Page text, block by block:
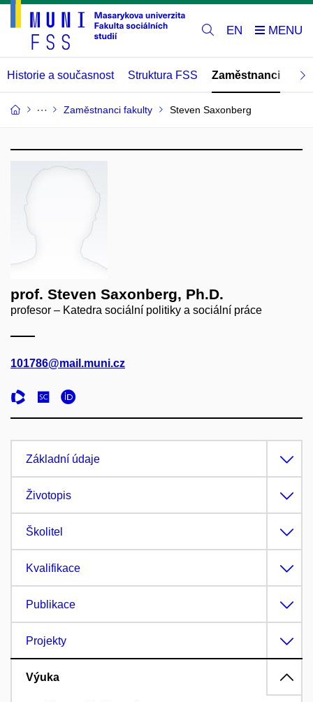
EN
Historie a současnost Struktura FSS Zaměstnanci
Zaměstnanci fakulty Steven Saxonberg
prof. Steven Saxonberg, Ph.D.
profesor – Katedra sociální politiky a sociální práce
101786@mail.muni.cz
Základní údaje
Životopis
Školitel
Kvalifikace
Publikace
Projekty
Výuka